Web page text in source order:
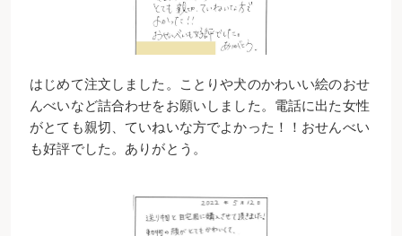
はじめて注文しました。ことりや犬のかわいい絵のおせ
んべいなど詰合わせをお願いしました。電話に出た女性
がとても親切、ていねいな方でよかった！！おせんべい
も好評でした。ありがとう。